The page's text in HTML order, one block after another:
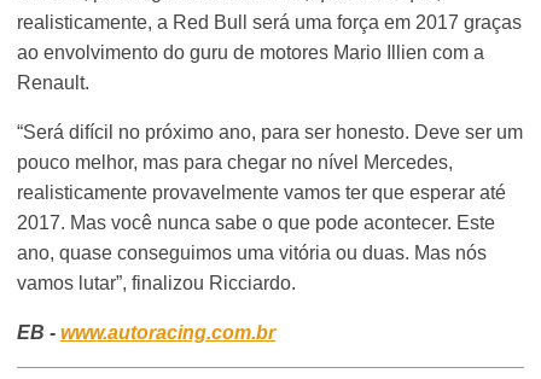
realisticamente, a Red Bull será uma força em 2017 graças
ao envolvimento do guru de motores Mario Illien com a
Renault.
“Será difícil no próximo ano, para ser honesto. Deve ser um
pouco melhor, mas para chegar no nível Mercedes,
realisticamente provavelmente vamos ter que esperar até
2017. Mas você nunca sabe o que pode acontecer. Este
ano, quase conseguimos uma vitória ou duas. Mas nós
vamos lutar”, finalizou Ricciardo.
EB -www.autoracing.com.br